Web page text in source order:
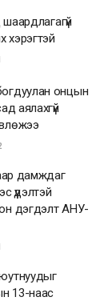
хэрэгтэй
онцын
аялахгүй
дамждаг
үүдэлтэй
дэгдэлт АНУ-
13-наас